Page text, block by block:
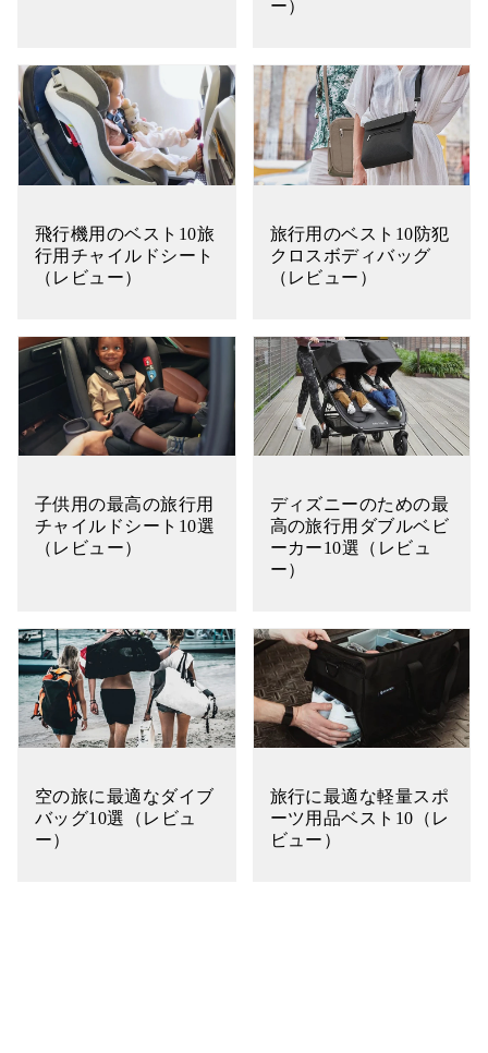
ー）
飛行機用のベスト10旅
行用チャイルドシート
（レビュー）
旅行用のベスト10防犯
クロスボディバッグ
（レビュー）
子供用の最高の旅行用
チャイルドシート10選
（レビュー）
ディズニーのための最
高の旅行用ダブルベビ
ーカー10選（レビュ
ー）
空の旅に最適なダイブ
バッグ10選（レビュ
ー）
旅行に最適な軽量スポ
ーツ用品ベスト10（レ
ビュー）